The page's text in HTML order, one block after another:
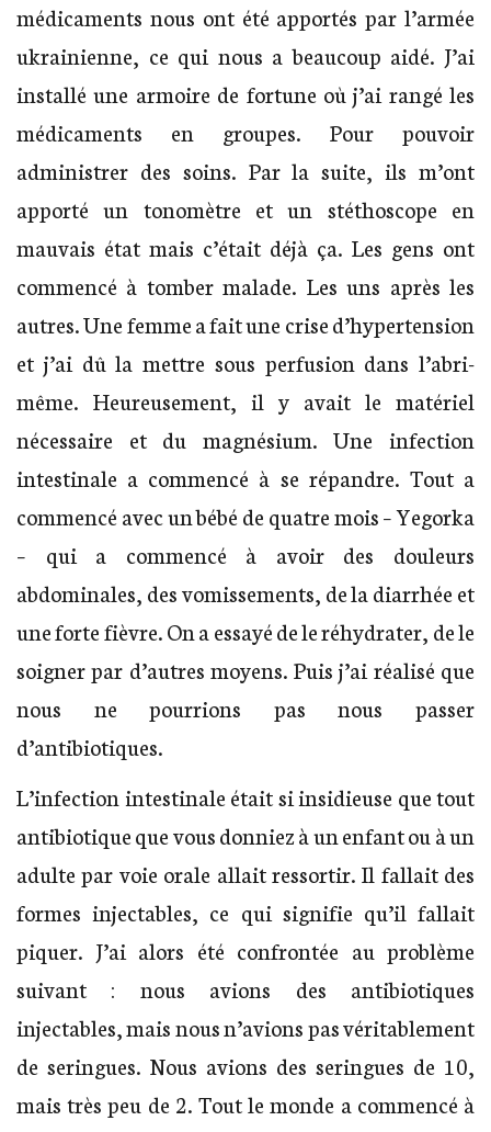
médicaments nous ont été apportés par l’armée
ukrainienne, ce qui nous a beaucoup aidé. J’ai
installé une armoire de fortune où j’ai rangé les
médicaments en groupes. Pour pouvoir
administrer des soins. Par la suite, ils m’ont
apporté un tonomètre et un stéthoscope en
mauvais état mais c’était déjà ça. Les gens ont
commencé à tomber malade. Les uns après les
autres. Une femme a fait une crise d’hypertension
et j’ai dû la mettre sous perfusion dans l’abri-
même. Heureusement, il y avait le matériel
nécessaire et du magnésium. Une infection
intestinale a commencé à se répandre. Tout a
commencé avec un bébé de quatre mois – Yegorka
– qui a commencé à avoir des douleurs
abdominales, des vomissements, de la diarrhée et
une forte fièvre. On a essayé de le réhydrater, de le
soigner par d’autres moyens. Puis j’ai réalisé que
nous ne pourrions pas nous passer
d’antibiotiques.
L’infection intestinale était si insidieuse que tout
antibiotique que vous donniez à un enfant ou à un
adulte par voie orale allait ressortir. Il fallait des
formes injectables, ce qui signifie qu’il fallait
piquer. J’ai alors été confrontée au problème
suivant : nous avions des antibiotiques
injectables, mais nous n’avions pas véritablement
de seringues. Nous avions des seringues de 10,
mais très peu de 2. Tout le monde a commencé à